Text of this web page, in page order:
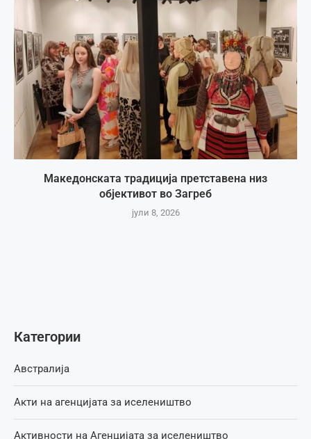
Македонската традиција претставена низ
објективот во Загреб
јули 8, 2026
Категории
Австралија
Акти на агенцијата за иселеништво
Активности на Агенцијата за иселеништво